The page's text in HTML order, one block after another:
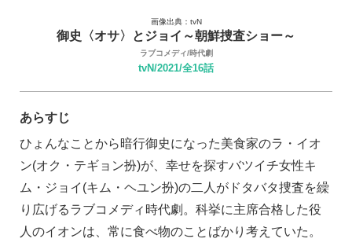
画像出典：tvN
御史〈オサ〉とジョイ～朝鮮捜査ショー～
ラブコメディ/時代劇
tvN/2021/全16話
あらすじ
ひょんなことから暗行御史になった美食家のラ・イオ
ン(オク・テギョン扮)が、幸せを探すバツイチ女性キ
ム・ジョイ(キム・ヘユン扮)の二人がドタバタ捜査を繰
り広げるラブコメディ時代劇。科挙に主席合格した役
人のイオンは、常に食べ物のことばかり考えていた。